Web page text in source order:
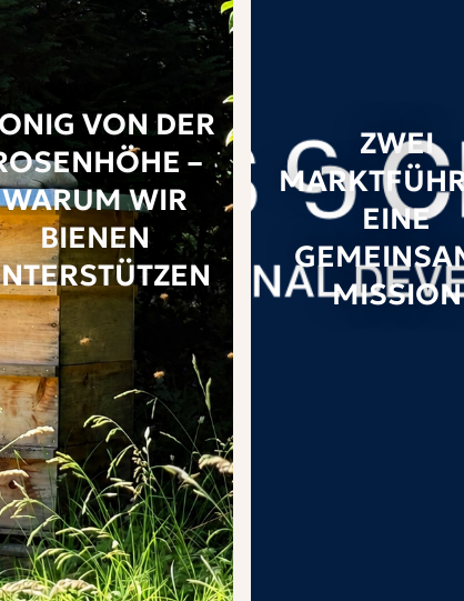
VON DER
–
WARUM WIR
BIENEN
ZWEI
EINE
MISSION